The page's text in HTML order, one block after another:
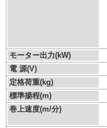
モーター出力(kW)
電 源(V)
定格荷重(kg)
標準揚程(m)
巻上速度(m/分)